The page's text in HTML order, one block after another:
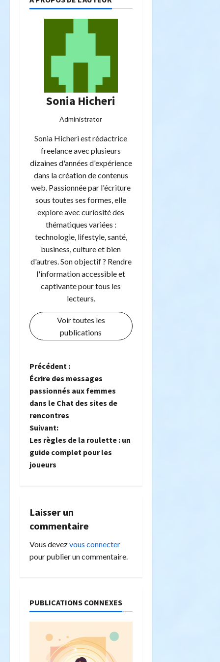
Sonia Hicheri
Administrator
Sonia Hicheri est rédactrice
freelance avec plusieurs
dizaines d'années d'expérience
dans la création de contenus
web. Passionnée par l'écriture
sous toutes ses formes, elle
explore avec curiosité des
thématiques variées :
technologie, lifestyle, santé,
business, culture et bien
d'autres. Son objectif ? Rendre
l'information accessible et
captivante pour tous les
lecteurs.
Voir toutes les
publications
N
a
v
i
g
a
i
o
n
’
a
Précédent :
Écrire des messages
passionnés aux femmes
dans le Chat des sites de
rencontres
Suivant:
Les règles de la roulette : un
guide complet pour les
joueurs
Laisser un
commentaire
Vous devezvous connecter
pour publier un commentaire.
PUBLICATIONS CONNEXES